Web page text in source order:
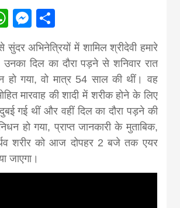
khabar
WhatsApp
Messenger
सुंदर अभिनेत्रियों में शामिल श्रीदेवी हमारे
उनका दिल का दौरा पड़ने से शनिवार रात
हो गया, वो मात्र 54 साल की थीं। वह
मारवाह की शादी में शरीक होने के लिए
गई थीं और वहीं दिल का दौरा पड़ने की
हो गया, प्राप्त जानकारी के मुताबिक,
शरीर को आज दोपहर 2 बजे तक एयर
जाएगा।